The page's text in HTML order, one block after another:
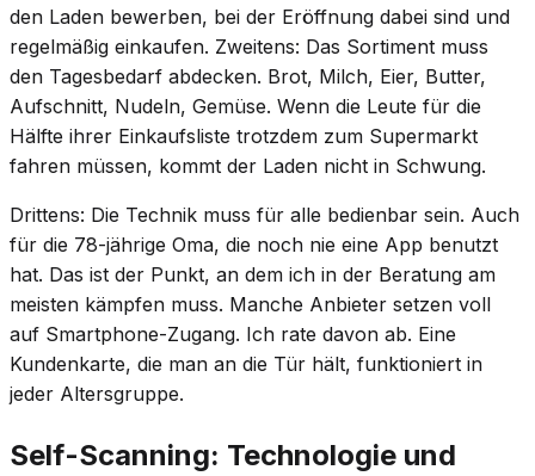
den Laden bewerben, bei der Eröffnung dabei sind und
regelmäßig einkaufen. Zweitens: Das Sortiment muss
den Tagesbedarf abdecken. Brot, Milch, Eier, Butter,
Aufschnitt, Nudeln, Gemüse. Wenn die Leute für die
Hälfte ihrer Einkaufsliste trotzdem zum Supermarkt
fahren müssen, kommt der Laden nicht in Schwung.
Drittens: Die Technik muss für alle bedienbar sein. Auch
für die 78-jährige Oma, die noch nie eine App benutzt
hat. Das ist der Punkt, an dem ich in der Beratung am
meisten kämpfen muss. Manche Anbieter setzen voll
auf Smartphone-Zugang. Ich rate davon ab. Eine
Kundenkarte, die man an die Tür hält, funktioniert in
jeder Altersgruppe.
Self-Scanning: Technologie und